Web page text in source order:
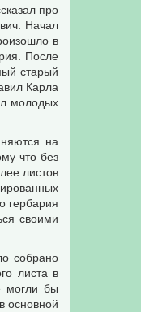
про
Начал
в
После
старый
Карла
молодых
на
что без
листов
гербария
своими
собрано
листа в
могли бы
основной